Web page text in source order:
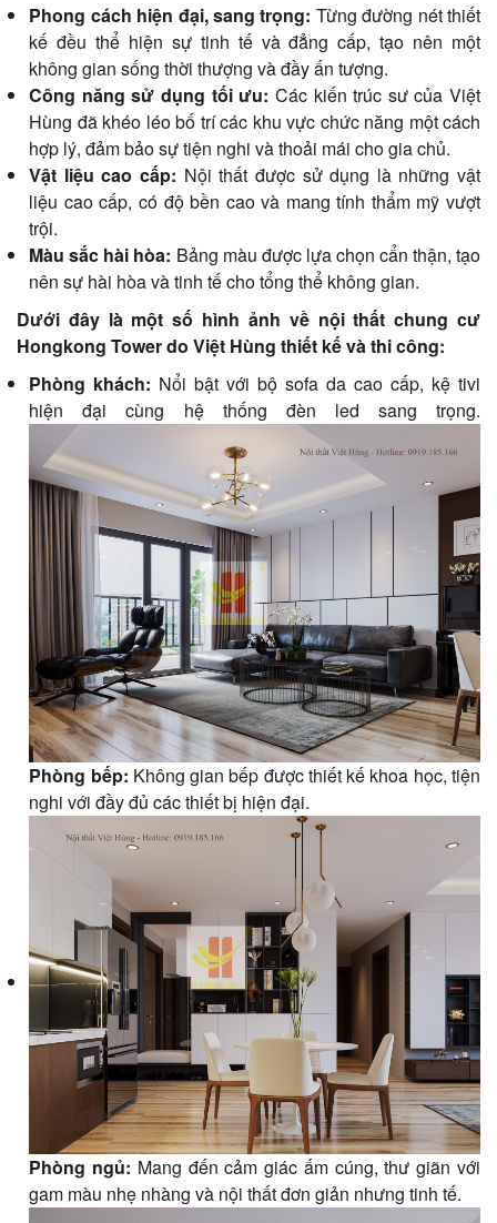
Phong cách hiện đại, sang trọng: Từng đường nét thiết
kế đều thể hiện sự tinh tế và đẳng cấp, tạo nên một
không gian sống thời thượng và đầy ấn tượng.
Công năng sử dụng tối ưu: Các kiến trúc sư của Việt
Hùng đã khéo léo bố trí các khu vực chức năng một cách
hợp lý, đảm bảo sự tiện nghi và thoải mái cho gia chủ.
Vật liệu cao cấp: Nội thất được sử dụng là những vật
liệu cao cấp, có độ bền cao và mang tính thẩm mỹ vượt
trội.
Màu sắc hài hòa: Bảng màu được lựa chọn cẩn thận, tạo
nên sự hài hòa và tinh tế cho tổng thể không gian.
Dưới đây là một số hình ảnh về nội thất chung cư
Hongkong Tower do Việt Hùng thiết kế và thi công:
Phòng khách: Nổi bật với bộ sofa da cao cấp, kệ tivi
hiện đại cùng hệ thống đèn led sang trọng.
Phòng bếp: Không gian bếp được thiết kế khoa học, tiện
nghi với đầy đủ các thiết bị hiện đại.
Phòng ngủ: Mang đến cảm giác ấm cúng, thư giãn với
gam màu nhẹ nhàng và nội thất đơn giản nhưng tinh tế.